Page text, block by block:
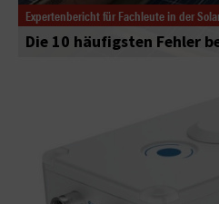
Expertenbericht für Fachleute in der
Die 10 häufigsten Fehler